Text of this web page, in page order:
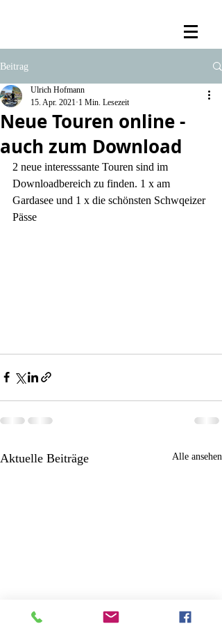
Beitrag
Neue Touren online -
auch zum Download
Ulrich Hofmann
15. Apr. 2021 1 Min. Lesezeit
2 neue interesssante Touren sind im
Downloadbereich zu finden. 1 x am
Gardasee und 1 x die schönsten Schwqeizer
Pässe
Aktuelle Beiträge Alle ansehen